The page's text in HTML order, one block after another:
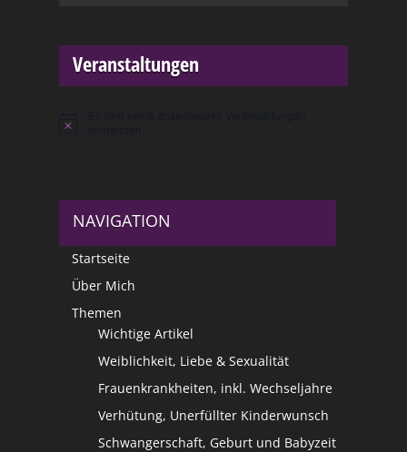
Veranstaltungen
Hinweis
NAVIGATION
Startseite
Über Mich
Themen
Wichtige Artikel
Weiblichkeit, Liebe & Sexualität
Frauenkrankheiten, inkl. Wechseljahre
Verhütung, Unerfüllter Kinderwunsch
Schwangerschaft, Geburt und Babyzeit